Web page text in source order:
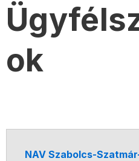
ok
NAV Szabolcs-